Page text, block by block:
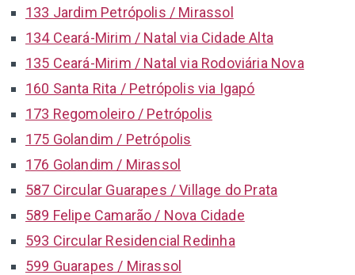
133 Jardim Petrópolis / Mirassol
134 Ceará-Mirim / Natal via Cidade Alta
135 Ceará-Mirim / Natal via Rodoviária Nova
160 Santa Rita / Petrópolis via Igapó
173 Regomoleiro / Petrópolis
175 Golandim / Petrópolis
176 Golandim / Mirassol
587 Circular Guarapes / Village do Prata
589 Felipe Camarão / Nova Cidade
593 Circular Residencial Redinha
599 Guarapes / Mirassol